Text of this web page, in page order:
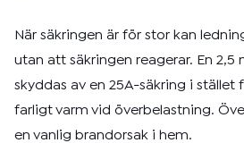
När säkringen är för stor kan
utan att säkringen reagerar. En 2,5
skyddas av en 25A-säkring i stället
farligt varm vid överbelastning.
en vanlig brandorsak i hem.